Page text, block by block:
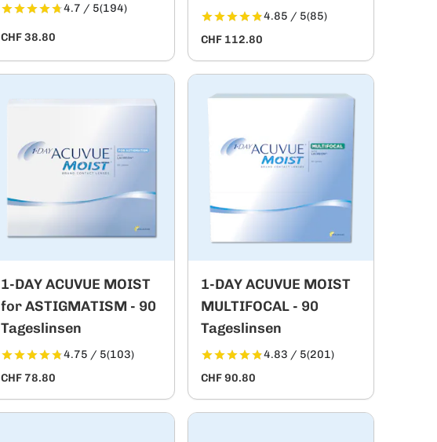
4.7 / 5(194)
CHF 38.80
4.85 / 5(85)
CHF 112.80
1-DAY ACUVUE MOIST
for ASTIGMATISM - 90
Tageslinsen
4.75 / 5(103)
CHF 78.80
1-DAY ACUVUE MOIST
MULTIFOCAL - 90
Tageslinsen
4.83 / 5(201)
CHF 90.80